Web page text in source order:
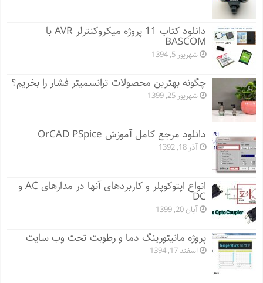
دانلود کتاب 11 پروژه میکروکنترلر AVR با
BASCOM
شهریور 5, 1394
چگونه بهترین محصولات ترانسمیتر فشار را بخریم؟
شهریور 25, 1399
دانلود مرجع کامل آموزش OrCAD PSpice
آذر 18, 1392
انواع اپتوکوپلر و کاربردهای آنها در مدارهای AC و
DC
آبان 20, 1399
پروژه مانيتورينگ دما و رطوبت تحت وب سایت
اسفند 17, 1394